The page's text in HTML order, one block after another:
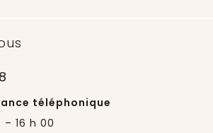
téléphonique
– 16 h 00